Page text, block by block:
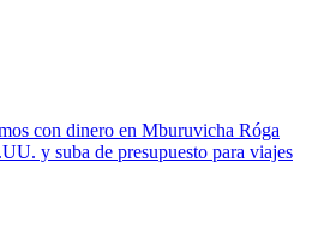
con dinero en Mburuvicha Róga
y suba de presupuesto para viajes